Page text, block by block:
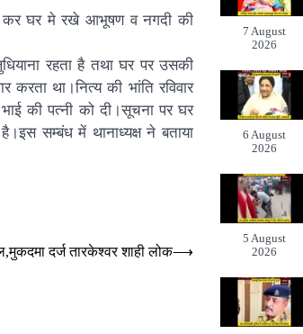
कर घर मे रखे आभूषण व नगदी की
रहता है तथा घर पर उसकी
था।नित्य की भांति रविवार
की पत्नी को दी।सूचना पर घर
सम्बंध में थानाध्यक्ष ने बताया
दर्ज तारकेश्वर शाही लोक⟶
7 August
2026
6 August
2026
5 August
2026